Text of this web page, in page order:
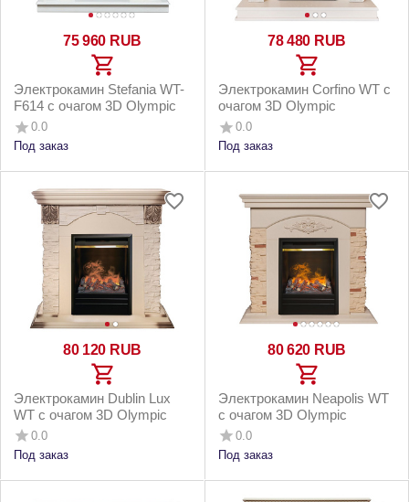
75 960 RUB
Электрокамин Stefania WT-
F614 с очагом 3D Olympic
0.0
Под заказ
78 480 RUB
Электрокамин Corfino WT с
очагом 3D Olympic
0.0
Под заказ
80 120 RUB
Электрокамин Dublin Lux
WT с очагом 3D Olympic
0.0
Под заказ
80 620 RUB
Электрокамин Neapolis WT
c очагом 3D Olympic
0.0
Под заказ